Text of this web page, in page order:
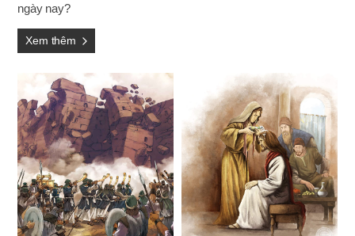
ngày nay?
Xem thêm